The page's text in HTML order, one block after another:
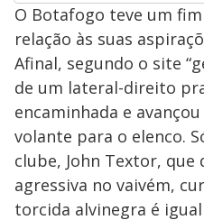
O Botafogo teve um
relação às suas
Afinal, segundo o site
de um lateral-direito
encaminhada e
volante para o elenco.
clube, John Textor, que
agressiva no vaivém,
torcida alvinegra é igual